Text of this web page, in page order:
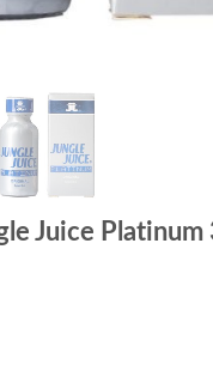
Juice Platinum
Platinum 30ml số lượng